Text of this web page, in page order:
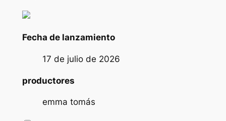
Fecha de lanzamiento
17 de julio de 2026
productores
emma tomás